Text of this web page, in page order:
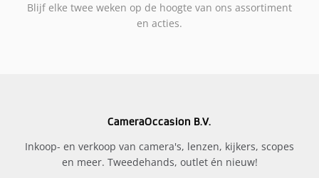
Blijf elke twee weken op de hoogte van ons assortiment
en acties.
CameraOccasion B.V.
Inkoop- en verkoop van camera's, lenzen, kijkers, scopes
en meer. Tweedehands, outlet én nieuw!